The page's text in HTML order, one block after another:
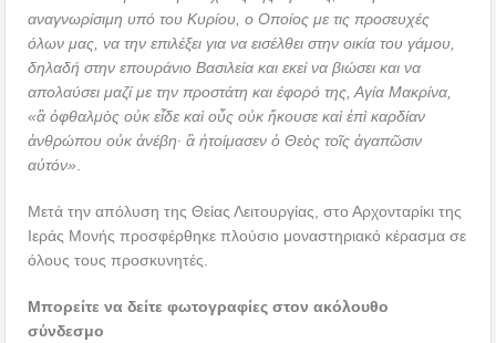
αναγνωρίσιμη υπό του Κυρίου, ο Οποίος με τις προσευχές
όλων μας, να την επιλέξει για να εισέλθει στην οικία του γάμου,
δηλαδή στην επουράνιο Βασιλεία και εκεί να βιώσει και να
απολαύσει μαζί με την προστάτη και έφορό της, Αγία Μακρίνα,
«ἃ ὀφθαλμὸς οὐκ εἶδε καὶ οὖς οὐκ ἤκουσε καὶ ἐπὶ καρδίαν
ἀνθρώπου οὐκ ἀνέβη∙ ἃ ἡτοίμασεν ὁ Θεὸς τοῖς ἀγαπῶσιν
αὐτόν»
Μετά την απόλυση της Θείας Λειτουργίας, στο Αρχονταρίκι της
Ιεράς Μονής προσφέρθηκε πλούσιο μοναστηριακό κέρασμα σε
όλους τους προσκυνητές.
Μπορείτε να δείτε φωτογραφίες στον ακόλουθο
σύνδεσμο